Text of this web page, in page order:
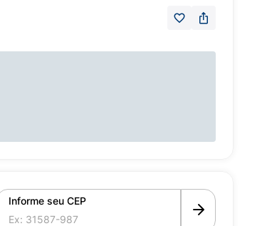
Informe seu CEP